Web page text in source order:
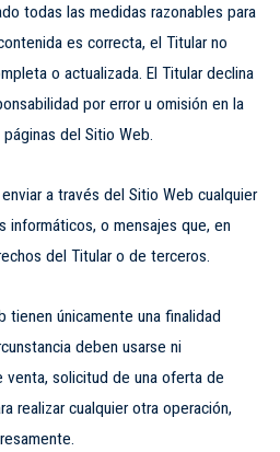
todas las medidas razonables para
es correcta, el Titular no
o actualizada. El Titular declina
por error u omisión en la
del Sitio Web.
a través del Sitio Web cualquier
informáticos, o mensajes que, en
del Titular o de terceros.
tienen únicamente una finalidad
deben usarse ni
solicitud de una oferta de
realizar cualquier otra operación,